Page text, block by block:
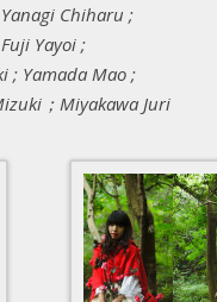
Chiharu ;
Yayoi ;
; Yamada Mao ;
；Miyakawa Juri